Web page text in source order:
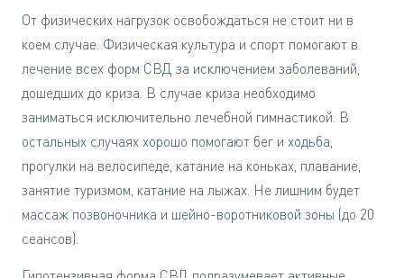
От физических нагрузок освобождаться не стоит ни в
коем случае. Физическая культура и спорт помогают в
лечение всех форм СВД за исключением заболеваний,
дошедших до криза. В случае криза необходимо
заниматься исключительно лечебной гимнастикой. В
остальных случаях хорошо помогают бег и ходьба,
прогулки на велосипеде, катание на коньках, плавание,
занятие туризмом, катание на лыжах. Не лишним будет
массаж позвоночника и шейно-воротниковой зоны (до 20
сеансов).